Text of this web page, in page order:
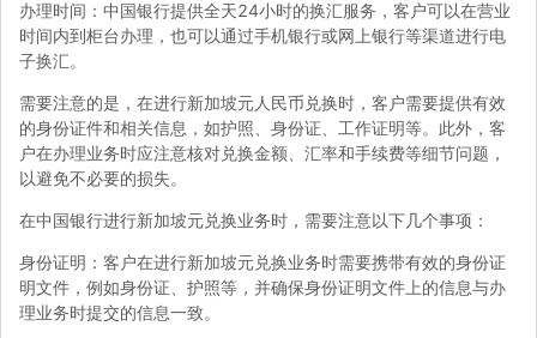
办理时间：中国银行提供全天24小时的换汇服务，客户可以在营业
时间内到柜台办理，也可以通过手机银行或网上银行等渠道进行电
子换汇。
需要注意的是，在进行新加坡元人民币兑换时，客户需要提供有效
的身份证件和相关信息，如护照、身份证、工作证明等。此外，客
户在办理业务时应注意核对兑换金额、汇率和手续费等细节问题，
以避免不必要的损失。
在中国银行进行新加坡元兑换业务时，需要注意以下几个事项：
身份证明：客户在进行新加坡元兑换业务时需要携带有效的身份证
明文件，例如身份证、护照等，并确保身份证明文件上的信息与办
理业务时提交的信息一致。